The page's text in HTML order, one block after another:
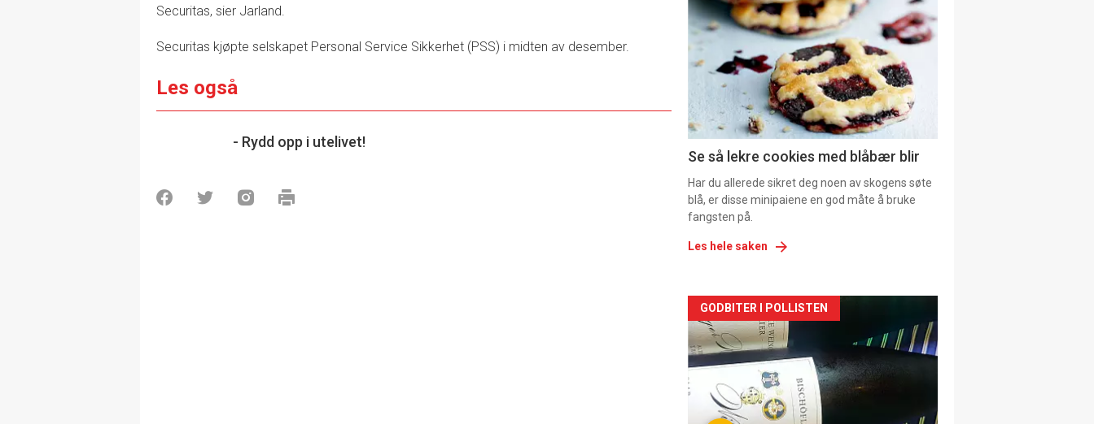
Securitas, sier Jarland.
Securitas kjøpte selskapet Personal Service Sikkerhet (PSS) i midten av desember.
Les også
- Rydd opp i utelivet!
detail
-
section
11
Dagens
rett
Se så lekre cookies med blåbær blir
Har du allerede sikret deg noen av skogens søte
blå, er disse minipaiene en god måte å bruke
fangsten på.
Les hele saken
Artikler
detail
-
section
GODBITER I POLLISTEN